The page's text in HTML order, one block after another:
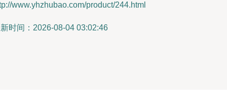
www.yhzhubao.com/product/244.html
时间：2026-08-04 03:02:46